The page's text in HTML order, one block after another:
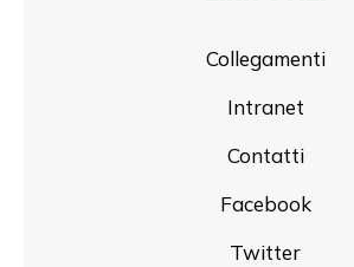
Collegamenti
Intranet
Contatti
Facebook
Twitter